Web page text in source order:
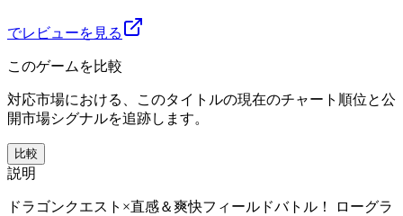
でレビューを見る
このゲームを比較
対応市場における、このタイトルの現在のチャート順位と公
開市場シグナルを追跡します。
比較
説明
ドラゴンクエスト×直感＆爽快フィールドバトル！ ローグラ